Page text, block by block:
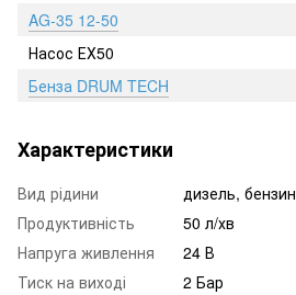
AG-35 12-50
Насос ЕХ50
Бенза DRUM TECH
Характеристики
Вид рідини
дизель, бензин
Продуктивність
50 л/хв
Напруга живлення
24 В
Тиск на виході
2 Бар